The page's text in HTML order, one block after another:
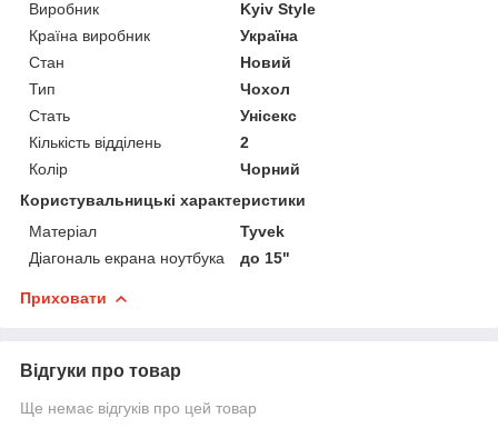
Виробник
Kyiv Style
Країна виробник
Україна
Стан
Новий
Тип
Чохол
Стать
Унісекс
Кількість відділень
2
Колір
Чорний
Користувальницькі характеристики
Матеріал
Tyvek
Діагональ екрана ноутбука
до 15"
Приховати
Відгуки про товар
Ще немає відгуків про цей товар